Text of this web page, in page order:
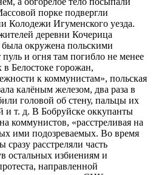
порке подвергли
Колодежи Игуменского уезда.
деревни Кочерица
была окружена польскими
и огня там погибло не менее
Белостоке горожан,
к коммунистам», польская
калёным железом, два раза в
головой об стену, пальцы их
и т. д. В Бобруйске оккупанты
коммунистов, «расстреливая на
ими подозреваемых. Во время
сразу расстреляли часть
остальных избиениям и
направленной